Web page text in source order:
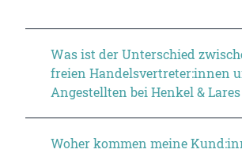
Was ist der Unterschied
freien Handelsvertreter:innen
Angestellten bei Henkel & Lares
Woher kommen meine